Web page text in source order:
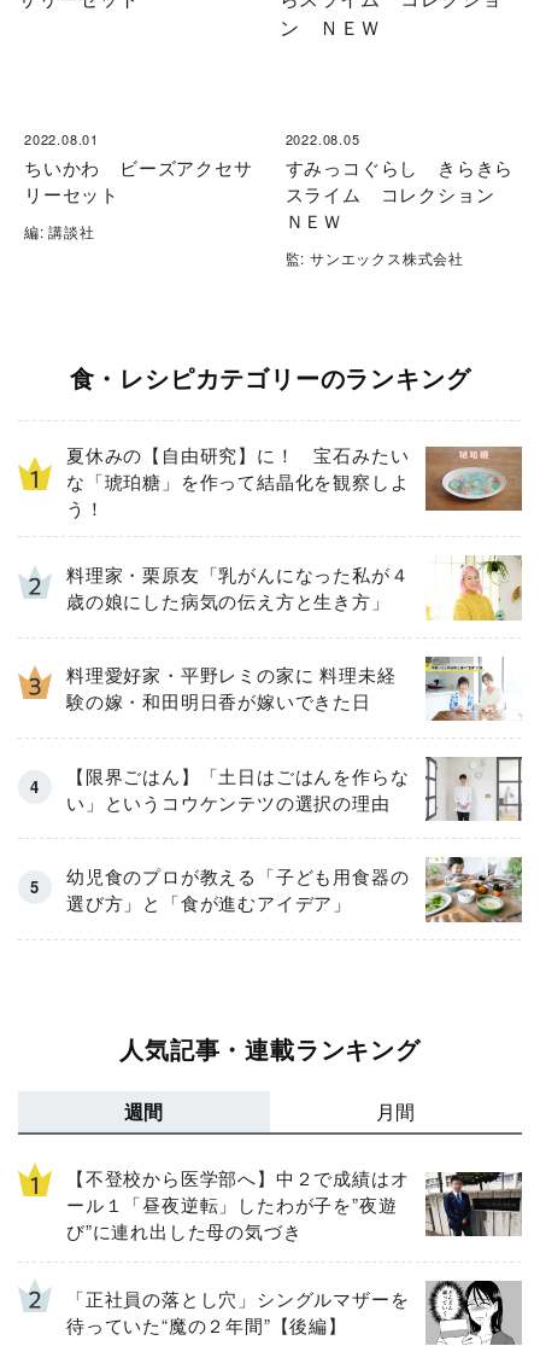
2022.08.01
ちいかわ ビーズアクセサ
リーセット
編: 講談社
2022.08.05
すみっコぐらし きらきら
スライム コレクション
ＮＥＷ
監: サンエックス株式会社
食・レシピカテゴリーのランキング
夏休みの【自由研究】に！ 宝石みたい
な「琥珀糖」を作って結晶化を観察しよ
う！
料理家・栗原友「乳がんになった私が４
歳の娘にした病気の伝え方と生き方」
料理愛好家・平野レミの家に 料理未経
験の嫁・和田明日香が嫁いできた日
【限界ごはん】「土日はごはんを作らな
い」というコウケンテツの選択の理由
幼児食のプロが教える「子ども用食器の
選び方」と「食が進むアイデア」
人気記事・連載ランキング
週間 月間
【不登校から医学部へ】中２で成績はオ
ール１「昼夜逆転」したわが子を”夜遊
び”に連れ出した母の気づき
「正社員の落とし穴」シングルマザーを
待っていた“魔の２年間”【後編】